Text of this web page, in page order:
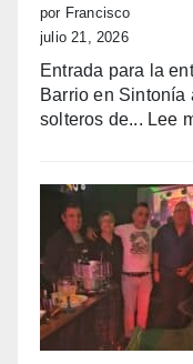
por Francisco
julio 21, 2026
Entrada para la
Barrio en Sintonía
solteros de... Lee